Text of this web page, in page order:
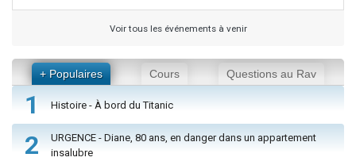
Voir tous les événements à venir
+ Populaires Cours Questions au Rav
1 Histoire - À bord du Titanic
2
URGENCE - Diane, 80 ans, en danger dans un appartement
insalubre